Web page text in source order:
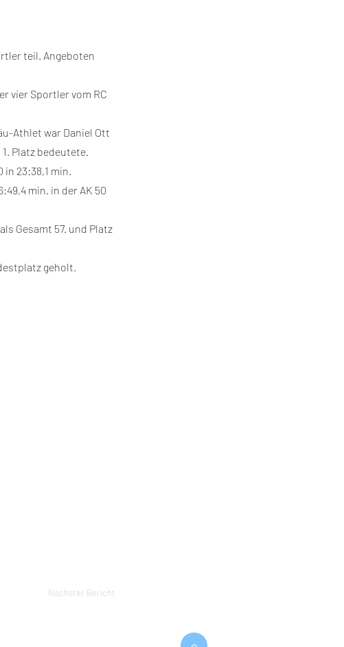
teil. Angeboten
vier Sportler vom RC
Athlet war Daniel Ott
Platz bedeutete.
23:38,1 min.
min. in der AK 50
Gesamt 57. und Platz
geholt.
Nächster Bericht